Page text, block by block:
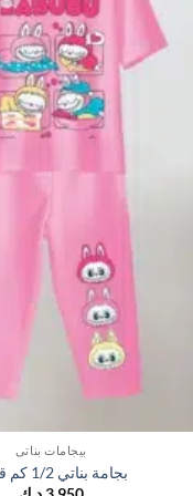
بيجامات بناتي
بجامة بناتي 1/2 كم قطن